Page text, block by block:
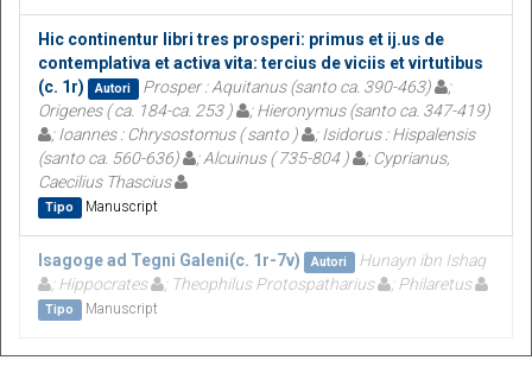
Hic continentur libri tres prosperi: primus et ij.us de
contemplativa et activa vita: tercius de viciis et virtutibus
(c. 1r)
Autori Prosper : Aquitanus (santo ca. 390-463)
;
Origenes ( ca. 184-ca. 253 )
; Hieronymus (santo ca. 347-419)
; Ioannes : Chrysostomus ( santo )
; Isidorus : Hispalensis
(santo ca. 560-636)
; Alcuinus ( 735-804 )
; Cyprianus,
Caecilius Thascius
Tipo Manuscript
Isagoge ad Tegni Galeni(c. 1r-7v) Autori
Hunayn ibn Ishaq
; Hippocrates
; Theophilus Protospatharius ; Philaretus
Tipo Manuscript